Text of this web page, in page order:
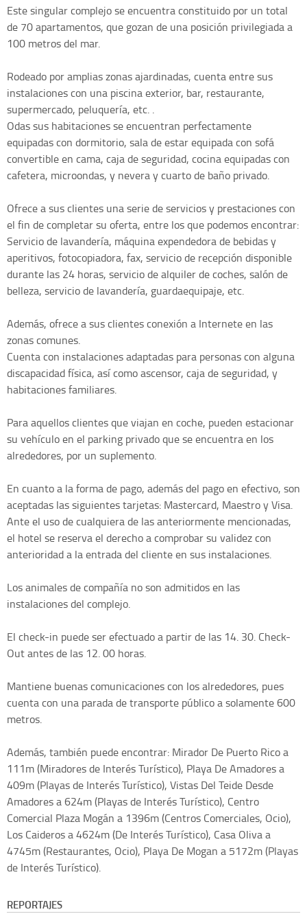
Este singular complejo se encuentra constituido por un total
de 70 apartamentos, que gozan de una posición privilegiada a
100 metros del mar.
Rodeado por amplias zonas ajardinadas, cuenta entre sus
instalaciones con una piscina exterior, bar, restaurante,
supermercado, peluquería, etc. .
Odas sus habitaciones se encuentran perfectamente
equipadas con dormitorio, sala de estar equipada con sofá
convertible en cama, caja de seguridad, cocina equipadas con
cafetera, microondas, y nevera y cuarto de baño privado.
Ofrece a sus clientes una serie de servicios y prestaciones con
el fin de completar su oferta, entre los que podemos encontrar:
Servicio de lavandería, máquina expendedora de bebidas y
aperitivos, fotocopiadora, fax, servicio de recepción disponible
durante las 24 horas, servicio de alquiler de coches, salón de
belleza, servicio de lavandería, guardaequipaje, etc.
Además, ofrece a sus clientes conexión a Internete en las
zonas comunes.
Cuenta con instalaciones adaptadas para personas con alguna
discapacidad física, así como ascensor, caja de seguridad, y
habitaciones familiares.
Para aquellos clientes que viajan en coche, pueden estacionar
su vehículo en el parking privado que se encuentra en los
alrededores, por un suplemento.
En cuanto a la forma de pago, además del pago en efectivo, son
aceptadas las siguientes tarjetas: Mastercard, Maestro y Visa.
Ante el uso de cualquiera de las anteriormente mencionadas,
el hotel se reserva el derecho a comprobar su validez con
anterioridad a la entrada del cliente en sus instalaciones.
Los animales de compañía no son admitidos en las
instalaciones del complejo.
El check-in puede ser efectuado a partir de las 14. 30. Check-
Out antes de las 12. 00 horas.
Mantiene buenas comunicaciones con los alrededores, pues
cuenta con una parada de transporte público a solamente 600
metros.
Además, también puede encontrar: Mirador De Puerto Rico a
111m (Miradores de Interés Turístico), Playa De Amadores a
409m (Playas de Interés Turístico), Vistas Del Teide Desde
Amadores a 624m (Playas de Interés Turístico), Centro
Comercial Plaza Mogán a 1396m (Centros Comerciales, Ocio),
Los Caideros a 4624m (De Interés Turístico), Casa Oliva a
4745m (Restaurantes, Ocio), Playa De Mogan a 5172m (Playas
de Interés Turístico).
REPORTAJES